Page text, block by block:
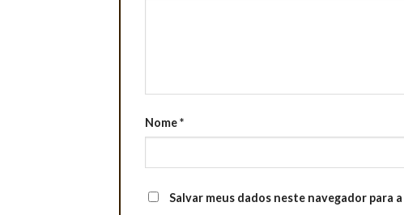
Nome*
Salvar meus dados neste navegador para